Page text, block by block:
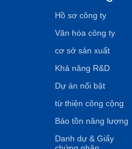
Hồ sơ công ty
Văn hóa công ty
cơ sở sản xuất
Khả năng R&D
Dự án nổi bật
từ thiện công cộng
Bảo tồn năng lượng
Danh dự & Giấy